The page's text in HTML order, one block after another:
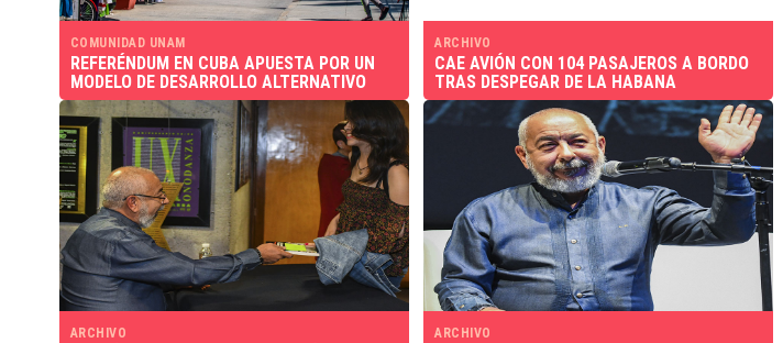
COMUNIDAD UNAM
REFERÉNDUM EN CUBA APUESTA POR UN
MODELO DE DESARROLLO ALTERNATIVO
ARCHIVO
CAE AVIÓN CON 104 PASAJEROS A BORDO
TRAS DESPEGAR DE LA HABANA
ARCHIVO ARCHIVO